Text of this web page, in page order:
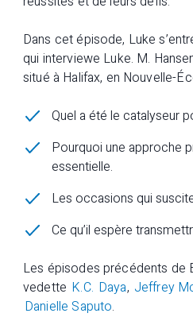
Dans cet épisode, Luke
qui interviewe Luke. M.
situé à Halifax, en Nouvelle-
Quel a été le catalyseur
Pourquoi une approche
essentielle.
Les occasions qui
Ce qu’il espère
Les épisodes précédents de
vedette K.C. Daya, Jeffrey
Danielle Saputo.